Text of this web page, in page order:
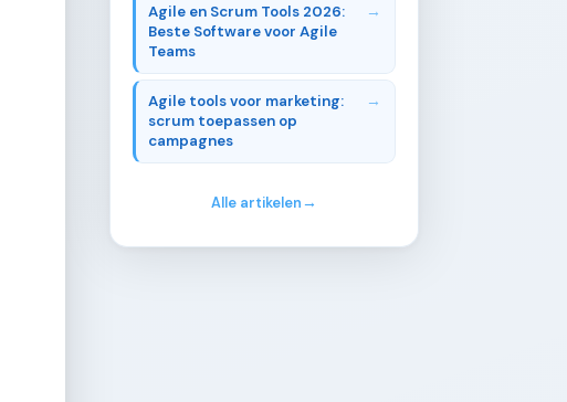
Agile en Scrum Tools 2026:
Beste Software voor Agile
Teams
Agile tools voor marketing:
scrum toepassen op
campagnes
Alle artikelen